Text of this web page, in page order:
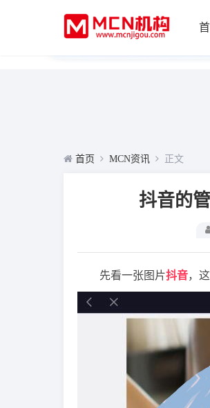
首页 MCN资讯 正文
抖音的
先看一张图片抖音，